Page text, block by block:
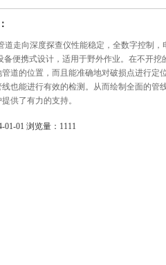
道走向深度探查仪性能稳定，全数字控制
备便携式设计，适用于野外作业。在不开挖
道的位置，而且能准确地对破损点进行定
也能进行有效的检测。从而绘制全面的管
供了有力的支持。
01-01 浏览量：1111